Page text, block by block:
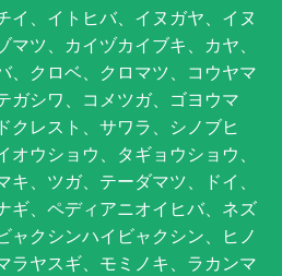
イ、イトヒバ、イヌガヤ、イヌ
ツ、カイヅカイブキ、カヤ、
、クロベ、クロマツ、コウヤマ
ガシワ、コメツガ、ゴヨウマ
クレスト、サワラ、シノブヒ
ウショウ、タギョウショウ、
、ツガ、テーダマツ、ドイ、
ギ、ペディアニオイヒバ、ネズ
ャクシンハイビャクシン、ヒノ
ラヤスギ、モミノキ、ラカンマ